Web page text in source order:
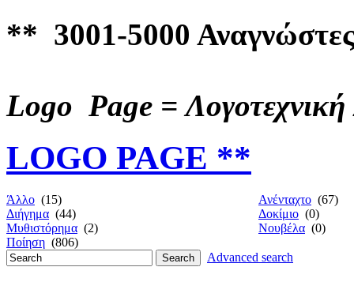
** 3001-5000
Logo Page = Λογοτεχνική
LOGO PAGE **
Άλλο (15) Ανένταχτο (67)
Διήγημα (44) Δοκίμιο (0)
Μυθιστόρημα (2) Νουβέλα (0)
Ποίηση (806)
Advanced search